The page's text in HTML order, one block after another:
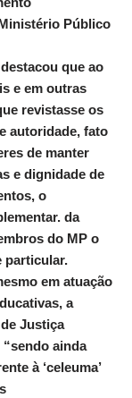
Público
que ao
e em outras
revistasse os
autoridade, fato
de manter
e dignidade de
o
da
do MP o
particular.
em atuação
a
Justiça
ainda
à ‘celeuma’